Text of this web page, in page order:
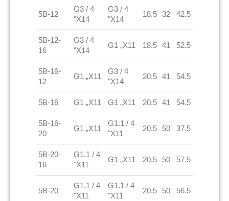
5B-12
G3 / 4
"X14
G3 / 4
"X14
18.5 32 42.5
5B-12-
16
G3 / 4
"X14
G1 „X11 18.5 41 52.5
5B-16-
12
G1 „X11
G3 / 4
"X14
20.5 41 54.5
5B-16 G1 „X11 G1 „X11 20.5 41 54.5
5B-16-
20
G1 „X11
G1.1 / 4
"X11
20.5 50 37.5
5B-20-
16
G1.1 / 4
"X11
G1 „X11 20.5 50 57.5
5B-20
G1.1 / 4
"X11
G1.1 / 4
"X11
20.5 50 56.5